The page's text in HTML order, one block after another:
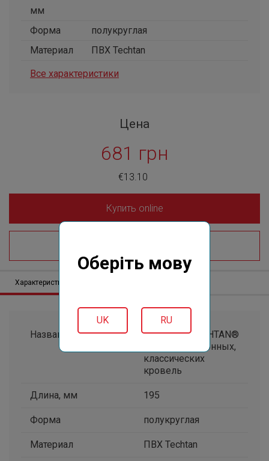
Оберіть мову
UK RU
мм
Форма
полукруглая
Материал
ПВХ Techtan
Все характеристики
Цена
681 грн
€13.10
Купить online
Характеристики
Название системы
Classic 25 TECHTAN®
- для традиционных,
классических
кровель
Длина, мм 195
Форма полукруглая
Материал ПВХ Techtan